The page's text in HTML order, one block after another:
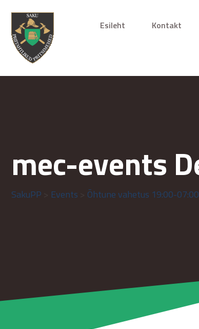
Esileht Kontakt
mec-events
SakuPP Events Õhtune vahetus 19:00-07:00